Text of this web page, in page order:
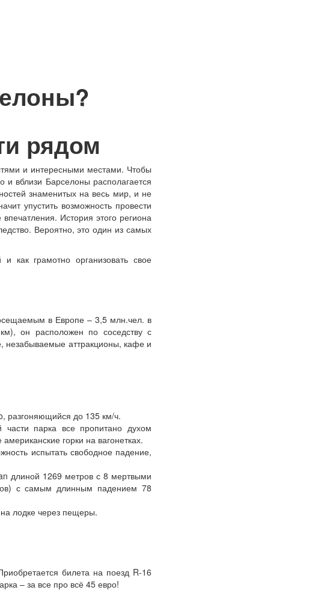
рядом
и интересными местами. Чтобы
и вблизи Барселоны располагается
знаменитых на весь мир, и не
упустить возможность провести
История этого региона
Вероятно, это один из самых
как грамотно организовать свое
в Европе – 3,5 млн.чел. в
он расположен по соседству с
незабываемые аттракционы, кафе и
разгоняющийся до 135 км/ч.
части парка все пропитано духом
горки на вагонетках.
испытать свободное падение,
длиной 1269 метров с 8 мертвыми
с самым длинным падением 78
лодке через пещеры.
билета на поезд R-16
– за все про всё 45 евро!